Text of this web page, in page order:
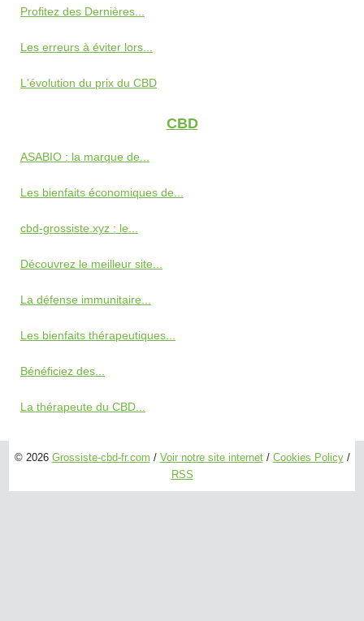
Profitez des Dernières...
Les erreurs à éviter lors...
L'évolution du prix du CBD
CBD
ASABIO : la marque de...
Les bienfaits économiques de...
cbd-grossiste.xyz : le...
Découvrez le meilleur site...
La défense immunitaire...
Les bienfaits thérapeutiques...
Bénéficiez des...
La thérapeute du CBD...
© 2026 Grossiste-cbd-fr.com / Voir notre site internet/ Cookies Policy/
RSS